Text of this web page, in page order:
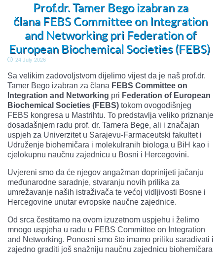
Prof.dr. Tamer Bego izabran za
člana FEBS Committee on Integration
and Networking pri Federation of
European Biochemical Societies (FEBS)
24 July 2026
Sa velikim zadovoljstvom dijelimo vijest da je naš prof.dr.
Tamer Bego izabran za člana FEBS Committee on
Integration and Networking pri Federation of European
Biochemical Societies (FEBS) tokom ovogodišnjeg
FEBS kongresa u Mastrihtu. To predstavlja veliko priznanje
dosadašnjem radu prof. dr. Tamera Bege, ali i značajan
uspjeh za Univerzitet u Sarajevu-Farmaceutski fakultet i
Udruženje biohemičara i molekulranih biologa u BiH kao i
cjelokupnu naučnu zajednicu u Bosni i Hercegovini.
Uvjereni smo da će njegov angažman doprinijeti jačanju
međunarodne saradnje, stvaranju novih prilika za
umrežavanje naših istraživača te većoj vidljivosti Bosne i
Hercegovine unutar evropske naučne zajednice.
Od srca čestitamo na ovom izuzetnom uspjehu i želimo
mnogo uspjeha u radu u FEBS Committee on Integration
and Networking. Ponosni smo što imamo priliku sarađivati i
zajedno graditi još snažniju naučnu zajednicu biohemičara